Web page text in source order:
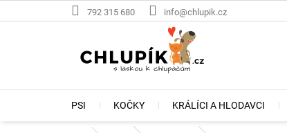
na
792 315 680 info@chlupik.cz
PSI KOČKY KRÁLÍCI A HLODAVCI